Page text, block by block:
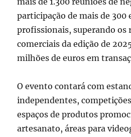
participação de mais de 300
profissionais, superando os
comerciais da edição de
milhões de euros em
O evento contará com
independentes,
espaços de produtos
artesanato, áreas para